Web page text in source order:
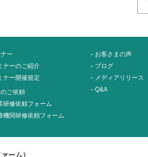
ー
ナーのご紹介
ナー開催規定
ご依頼
研修依頼フォーム
機関研修依頼フォーム
－お客さまの声
－ブログ
－メディアリリース
－Q&A
ーム）